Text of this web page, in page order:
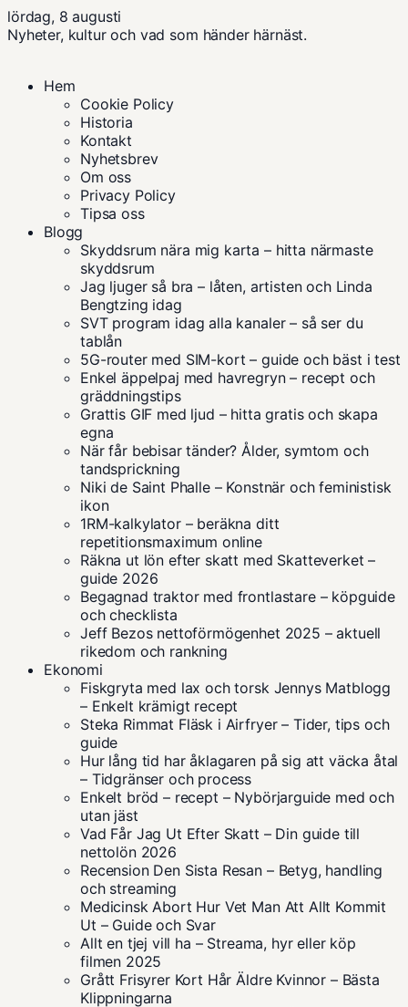
lördag, 8 augusti
Nyheter, kultur och vad som händer härnäst.
Hem
Cookie Policy
Historia
Kontakt
Nyhetsbrev
Om oss
Privacy Policy
Tipsa oss
Blogg
Skyddsrum nära mig karta – hitta närmaste
skyddsrum
Jag ljuger så bra – låten, artisten och Linda
Bengtzing idag
SVT program idag alla kanaler – så ser du
tablån
5G-router med SIM-kort – guide och bäst i test
Enkel äppelpaj med havregryn – recept och
gräddningstips
Grattis GIF med ljud – hitta gratis och skapa
egna
När får bebisar tänder? Ålder, symtom och
tandsprickning
Niki de Saint Phalle – Konstnär och feministisk
ikon
1RM-kalkylator – beräkna ditt
repetitionsmaximum online
Räkna ut lön efter skatt med Skatteverket –
guide 2026
Begagnad traktor med frontlastare – köpguide
och checklista
Jeff Bezos nettoförmögenhet 2025 – aktuell
rikedom och rankning
Ekonomi
Fiskgryta med lax och torsk Jennys Matblogg
– Enkelt krämigt recept
Steka Rimmat Fläsk i Airfryer – Tider, tips och
guide
Hur lång tid har åklagaren på sig att väcka åtal
– Tidgränser och process
Enkelt bröd – recept – Nybörjarguide med och
utan jäst
Vad Får Jag Ut Efter Skatt – Din guide till
nettolön 2026
Recension Den Sista Resan – Betyg, handling
och streaming
Medicinsk Abort Hur Vet Man Att Allt Kommit
Ut – Guide och Svar
Allt en tjej vill ha – Streama, hyr eller köp
filmen 2025
Grått Frisyrer Kort Hår Äldre Kvinnor – Bästa
Klippningarna